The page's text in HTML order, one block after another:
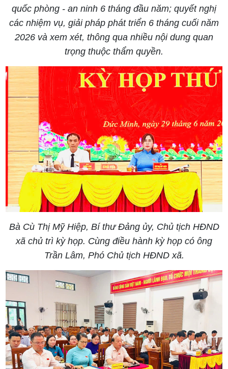
quốc phòng - an ninh 6 tháng đầu năm; quyết nghị
các nhiệm vụ, giải pháp phát triển 6 tháng cuối năm
2026 và xem xét, thông qua nhiều nội dung quan
trọng thuộc thẩm quyền.
Bà Cù Thị Mỹ Hiệp, Bí thư Đảng ủy, Chủ tịch HĐND
xã chủ trì kỳ họp. Cùng điều hành kỳ họp có ông
Trần Lâm, Phó Chủ tịch HĐND xã.